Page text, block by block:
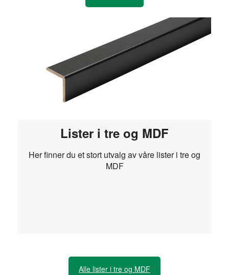
Lister i tre og MDF
Her finner du et stort utvalg av våre lister i tre og
MDF
Alle lister i tre og MDF